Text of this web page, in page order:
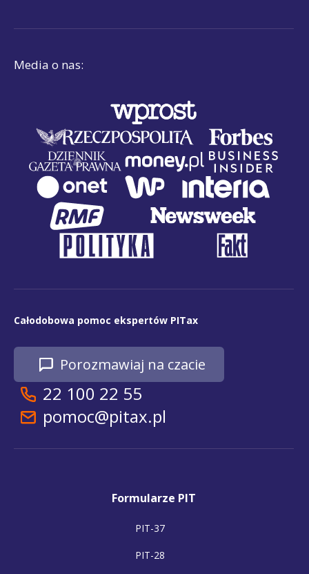
Media o nas:
Całodobowa pomoc ekspertów PITax
Porozmawiaj na czacie
22 100 22 55
pomoc@pitax.pl
Formularze PIT
PIT-37
PIT-28